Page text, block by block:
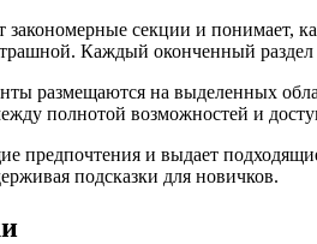
секции и понимает,
Каждый оконченный раздел
размещаются на выделенных
полнотой возможностей и
предпочтения и выдает
подсказки для новичков.